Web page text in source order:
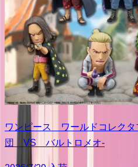
ワンピース ワールドコレクタ
団 VS バルトロメオ-